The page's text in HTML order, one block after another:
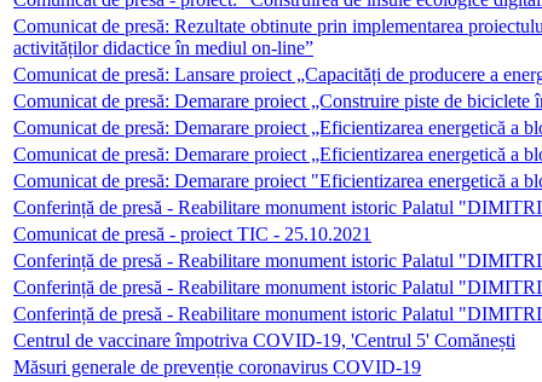
Comunicat de presă: Rezultate obtinute prin implementarea
activităților didactice în mediul on-line”
Comunicat de presă: Lansare proiect „Capacități de producere a
Comunicat de presă: Demarare proiect „Construire piste de biciclete
Comunicat de presă: Demarare proiect „Eficientizarea energetică
Comunicat de presă: Demarare proiect „Eficientizarea energetică
Comunicat de presă: Demarare proiect "Eficientizarea energetică
Conferință de presă - Reabilitare monument istoric Palatul
Comunicat de presă - proiect TIC - 25.10.2021
Conferință de presă - Reabilitare monument istoric Palatul
Conferință de presă - Reabilitare monument istoric Palatul
Conferință de presă - Reabilitare monument istoric Palatul
Centrul de vaccinare împotriva COVID-19, 'Centrul 5' Comănești
Măsuri generale de prevenție coronavirus COVID-19